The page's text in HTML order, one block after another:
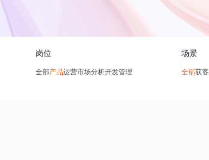
岗位
全部产品运营市场分析开发管理
场景
全部获客